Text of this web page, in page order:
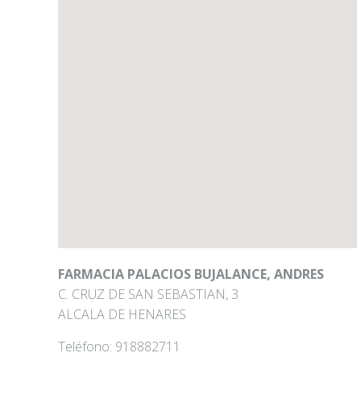
FARMACIA PALACIOS BUJALANCE, ANDRES
C. CRUZ DE SAN SEBASTIAN, 3
ALCALA DE HENARES
Teléfono: 918882711